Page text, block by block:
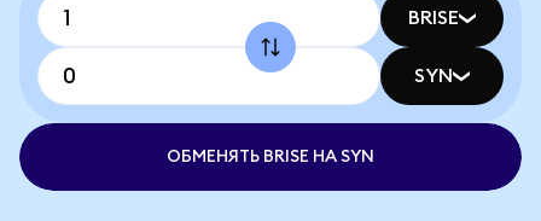
BRISE
SYN
ОБМЕНЯТЬ BRISE НА SYN